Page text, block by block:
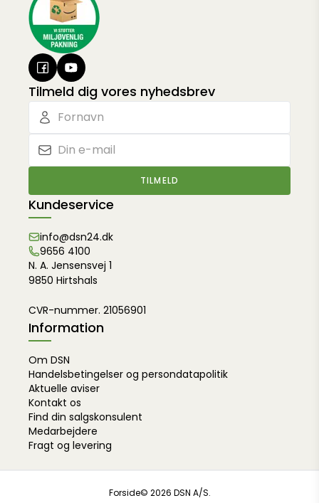
Tilmeld dig vores nyhedsbrev
TILMELD
Kundeservice
info@dsn24.dk
9656 4100
N. A. Jensensvej 1
9850 Hirtshals
CVR-nummer. 21056901
Information
Om DSN
Handelsbetingelser og persondatapolitik
Aktuelle aviser
Kontakt os
Find din salgskonsulent
Medarbejdere
Fragt og levering
Forside© 2026 DSN A/S.